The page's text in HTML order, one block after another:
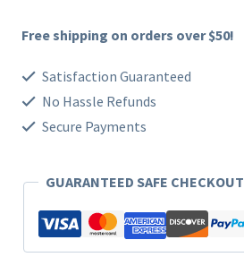
M7
adet
Free shipping on orders over $50!
Satisfaction Guaranteed
No Hassle Refunds
Secure Payments
GUARANTEED SAFE CHECKOUT